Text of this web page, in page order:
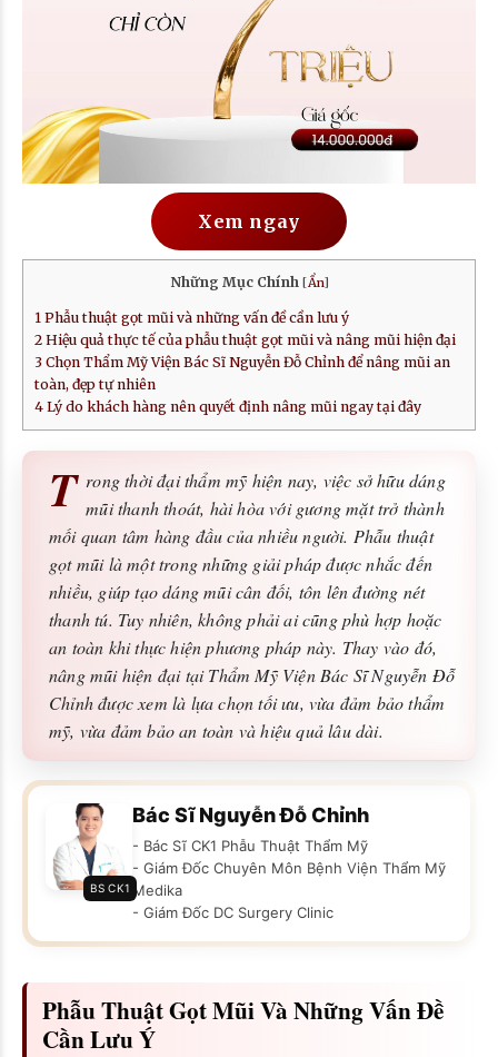
Xem ngay
Những Mục Chính [Ẩn]
1 Phẫu thuật gọt mũi và những vấn đề cần lưu ý
2 Hiệu quả thực tế của phẫu thuật gọt mũi và nâng mũi hiện đại
3 Chọn Thẩm Mỹ Viện Bác Sĩ Nguyễn Đỗ Chỉnh để nâng mũi an
toàn, đẹp tự nhiên
4 Lý do khách hàng nên quyết định nâng mũi ngay tại đây
T rong thời đại thẩm mỹ hiện nay, việc sở hữu dáng
mũi thanh thoát, hài hòa với gương mặt trở thành
mối quan tâm hàng đầu của nhiều người. Phẫu thuật
gọt mũi là một trong những giải pháp được nhắc đến
nhiều, giúp tạo dáng mũi cân đối, tôn lên đường nét
thanh tú. Tuy nhiên, không phải ai cũng phù hợp hoặc
an toàn khi thực hiện phương pháp này. Thay vào đó,
nâng mũi hiện đại tại Thẩm Mỹ Viện Bác Sĩ Nguyễn Đỗ
Chỉnh được xem là lựa chọn tối ưu, vừa đảm bảo thẩm
mỹ, vừa đảm bảo an toàn và hiệu quả lâu dài.
BS CK1
Bác Sĩ Nguyễn Đỗ Chỉnh
- Bác Sĩ CK1 Phẫu Thuật Thẩm Mỹ
- Giám Đốc Chuyên Môn Bệnh Viện Thẩm Mỹ
Medika
- Giám Đốc DC Surgery Clinic
Phẫu Thuật Gọt Mũi Và Những Vấn Đề
Cần Lưu Ý